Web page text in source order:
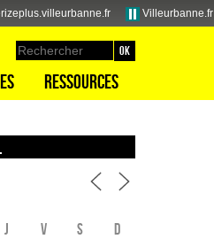
Villeurbanne.fr
Ressources
J V S D